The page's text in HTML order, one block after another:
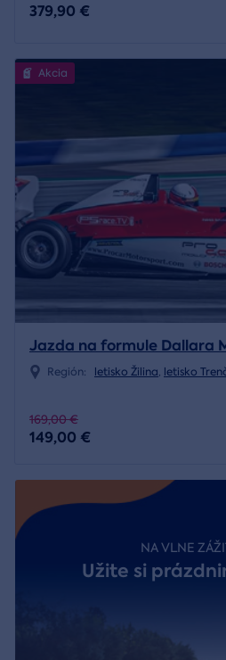
379,90 €
Akcia
Jazda na formule Dallara
Región: letisko Žilina, letisko
169,00 €
149,00 €
NA VLNE
Užite si